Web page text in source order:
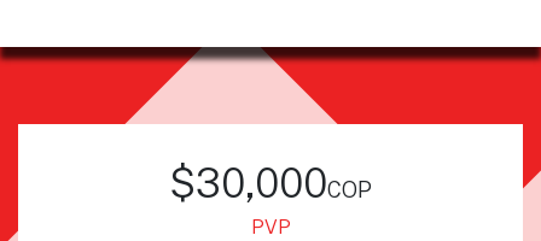
$30,000cop
PVP